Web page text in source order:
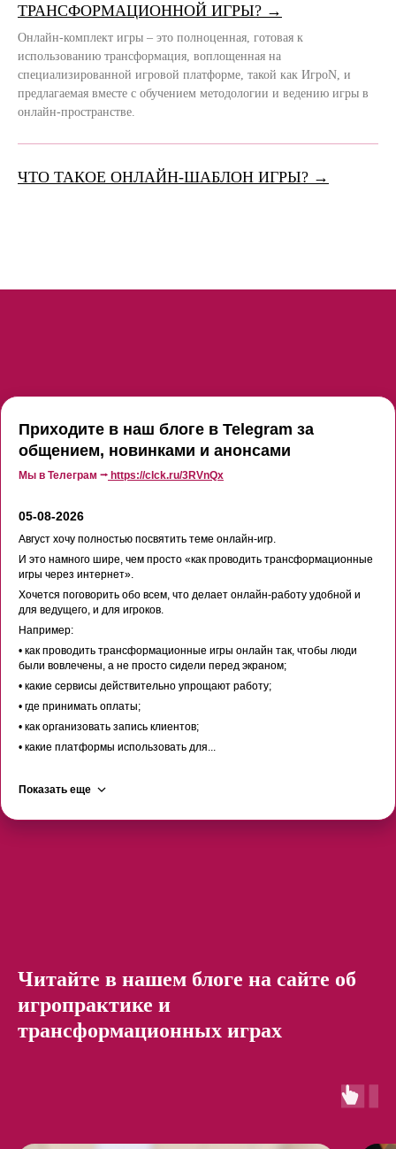
ТРАНСФОРМАЦИОННОЙ ИГРЫ? →
Онлайн-комплект игры – это полноценная, готовая к
использованию трансформация, воплощенная на
специализированной игровой платформе, такой как ИгроN, и
предлагаемая вместе с обучением методологии и ведению игры в
онлайн-пространстве.
ЧТО ТАКОЕ ОНЛАЙН-ШАБЛОН ИГРЫ? →
Приходите в наш блоге в Telegram за
общением, новинками и анонсами
Мы в Телеграм ⭢ https://clck.ru/3RVnQx
05-08-2026
Август хочу полностью посвятить теме онлайн-игр.
И это намного шире, чем просто «как проводить трансформационные
игры через интернет».
Хочется поговорить обо всем, что делает онлайн-работу удобной и
для ведущего, и для игроков.
Например:
• как проводить трансформационные игры онлайн так, чтобы люди
были вовлечены, а не просто сидели перед экраном;
• какие сервисы действительно упрощают работу;
• где принимать оплаты;
• как организовать запись клиентов;
• какие платформы использовать для...
Показать еще
Читайте в нашем блоге на сайте об
игропрактике и
трансформационных играх